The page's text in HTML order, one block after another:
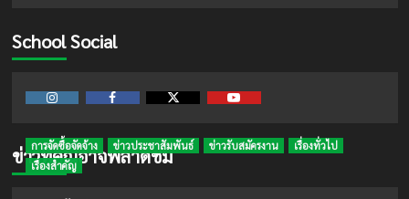
School Social
ข่าวที่คุณอาจพลาดชม
การจัดซื้อจัดจ้าง ข่าวประชาสัมพันธ์ ข่าวรับสมัครงาน
เรื่องทั่วไป
เรื่องสำคัญ